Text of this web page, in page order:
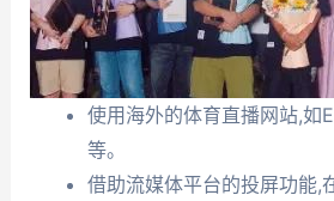
使用海外的体育直播网站,如
等。
借助流媒体平台的投屏功能,